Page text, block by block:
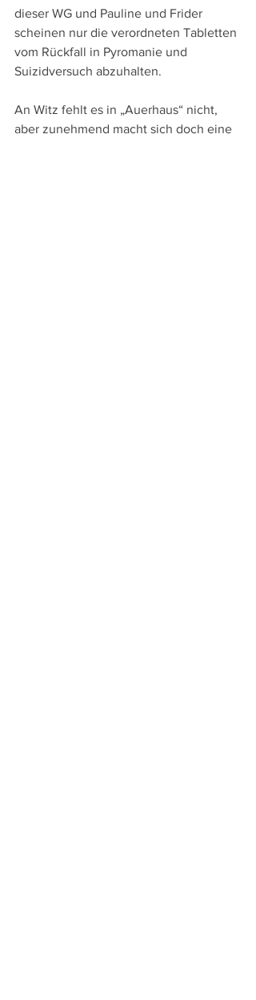
dieser WG und Pauline und Frider
scheinen nur die verordneten Tabletten
vom Rückfall in Pyromanie und
Suizidversuch abzuhalten.
An Witz fehlt es in „Auerhaus“ nicht,
aber zunehmend macht sich doch eine